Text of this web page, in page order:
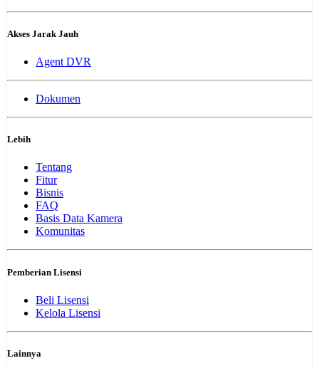
Akses Jarak Jauh
Agent DVR
Dokumen
Lebih
Tentang
Fitur
Bisnis
FAQ
Basis Data Kamera
Komunitas
Pemberian Lisensi
Beli Lisensi
Kelola Lisensi
Lainnya